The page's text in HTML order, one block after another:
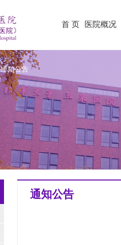
首 页 医院概况
通知公告
通知公告